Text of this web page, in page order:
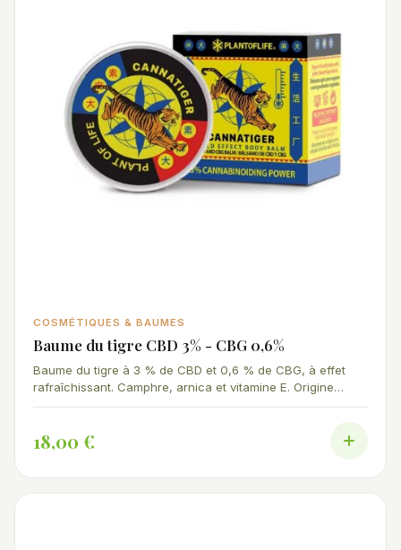
COSMÉTIQUES & BAUMES
Baume du tigre CBD 3% - CBG 0,6%
Baume du tigre à 3 % de CBD et 0,6 % de CBG, à effet
rafraîchissant. Camphre, arnica et vitamine E. Origine
Espagne.
18,00 €